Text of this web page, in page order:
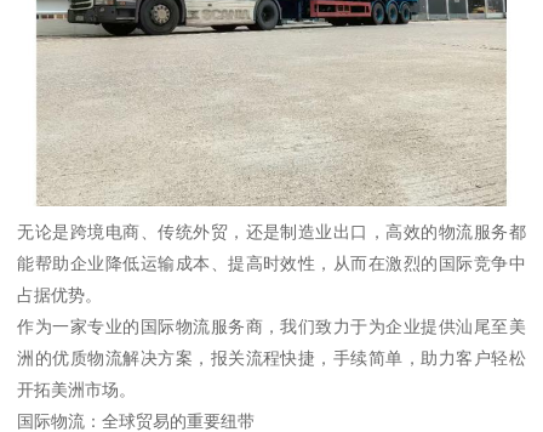
无论是跨境电商、传统外贸，还是制造业出口，高效的物流服务都
能帮助企业降低运输成本、提高时效性，从而在激烈的国际竞争中
占据优势。
作为一家专业的国际物流服务商，我们致力于为企业提供汕尾至美
洲的优质物流解决方案，报关流程快捷，手续简单，助力客户轻松
开拓美洲市场。
国际物流：全球贸易的重要纽带